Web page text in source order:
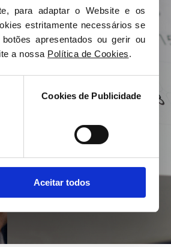
para adaptar o Website e os
estritamente necessários se
apresentados ou gerir ou
a nossa Política de Cookies.
Cookies de Publicidade
Aceitar todos
Agenda